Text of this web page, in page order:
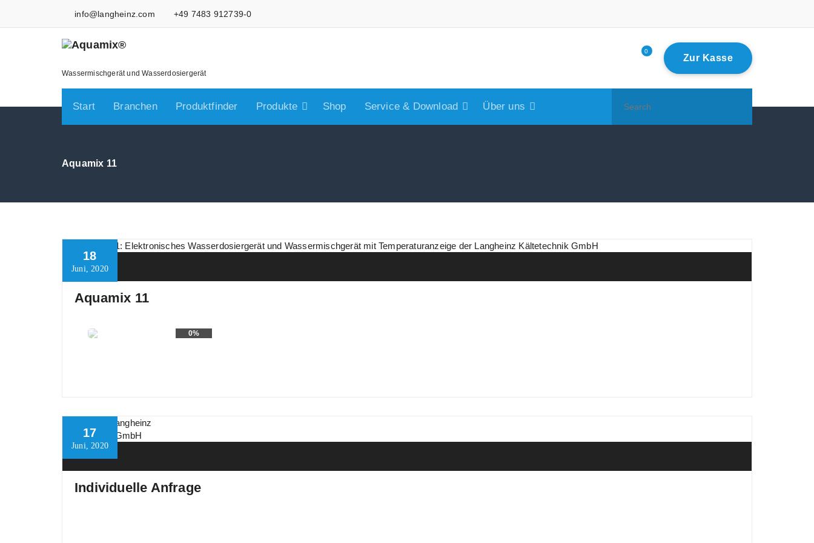
content
info@langheinz.com +49 7483 912739-0
Wassermischgerät und Wasserdosiergerät
0
Zur Kasse
Start Branchen Produktfinder Produkte Shop Service & Download Über uns
Aquamix 11
18
Juni, 2020
Produkte
Aquamix 11
0%
17
Juni, 2020
Individuelle Anfrage